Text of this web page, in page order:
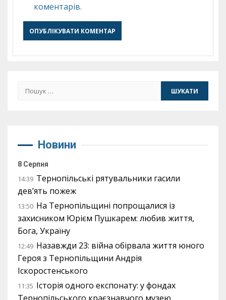
коментарів.
Пошук:
Новини
8 Серпня
14:39 Тернопільські рятувальники гасили
дев’ять пожеж
13:50 На Тернопільщині попрощалися із
захисником Юрієм Пушкарем: любив життя,
Бога, Україну
12:49 Назавжди 23: війна обірвала життя юного
Героя з Тернопільщини Андрія
Іскоростенського
11:35 Історія одного експонату: у фондах